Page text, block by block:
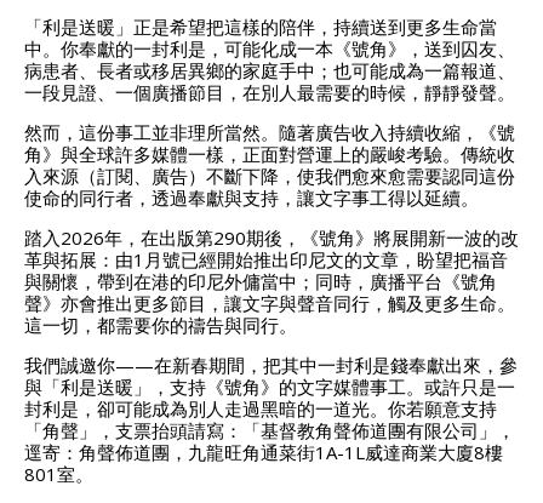
「利是送暖」正是希望把這樣的陪伴，持續送到更多生命當
中。你奉獻的一封利是，可能化成一本《號角》，送到囚友、
病患者、長者或移居異鄉的家庭手中；也可能成為一篇報道、
一段見證、一個廣播節目，在別人最需要的時候，靜靜發聲。
然而，這份事工並非理所當然。隨著廣告收入持續收縮，《號
角》與全球許多媒體一樣，正面對營運上的嚴峻考驗。傳統收
入來源（訂閱、廣告）不斷下降，使我們愈來愈需要認同這份
使命的同行者，透過奉獻與支持，讓文字事工得以延續。
踏入2026年，在出版第290期後，《號角》將展開新一波的改
革與拓展：由1月號已經開始推出印尼文的文章，盼望把福音
與關懷，帶到在港的印尼外傭當中；同時，廣播平台《號角
聲》亦會推出更多節目，讓文字與聲音同行，觸及更多生命。
這一切，都需要你的禱告與同行。
我們誠邀你——在新春期間，把其中一封利是錢奉獻出來，參
與「利是送暖」，支持《號角》的文字媒體事工。或許只是一
封利是，卻可能成為別人走過黑暗的一道光。你若願意支持
「角聲」，支票抬頭請寫：「基督教角聲佈道團有限公司」，
逕寄：角聲佈道團，九龍旺角通菜街1A-1L威達商業大廈8樓
801室。